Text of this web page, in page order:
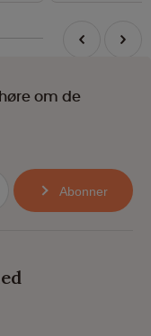
om de
Abonner